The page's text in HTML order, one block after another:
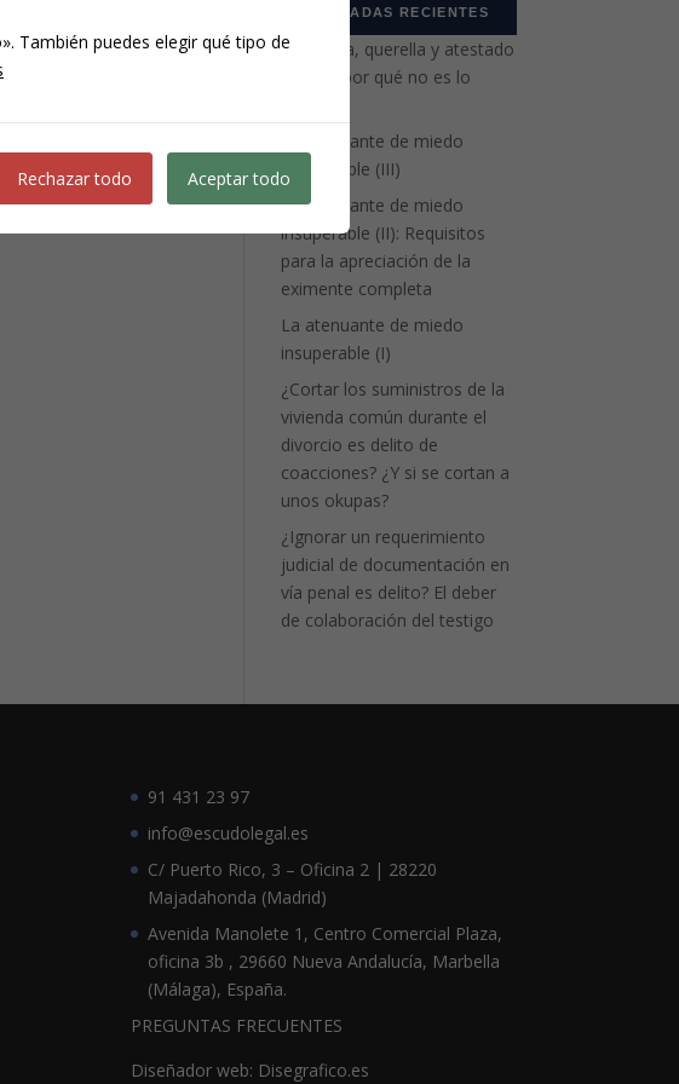
ENTRADAS RECIENTES
Denuncia, querella y atestado
policial: por qué no es lo
La atenuante de miedo
insuperable (III)
La atenuante de miedo
insuperable (II): Requisitos
para la apreciación de la
eximente completa
La atenuante de miedo
insuperable (I)
¿Cortar los suministros de la
vivienda común durante el
divorcio es delito de
coacciones? ¿Y si se cortan a
unos okupas?
¿Ignorar un requerimiento
judicial de documentación en
vía penal es delito? El deber
de colaboración del testigo
91 431 23 97
info@escudolegal.es
C/ Puerto Rico, 3 – Oficina 2 | 28220
Majadahonda (Madrid)
Avenida Manolete 1, Centro Comercial Plaza,
oficina 3b , 29660 Nueva Andalucía, Marbella
(Málaga), España.
PREGUNTAS FRECUENTES
Diseñador web: Disegrafico.es
También puedes elegir qué tipo de
Rechazar todo Aceptar todo